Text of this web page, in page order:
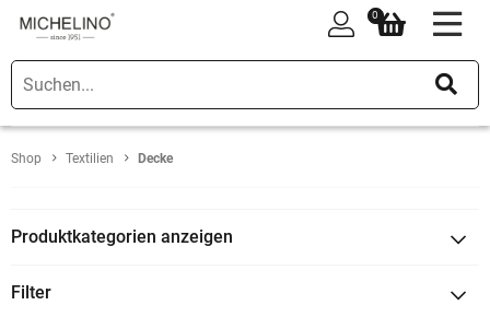
0
0
Shop Textilien Decke
Produktkategorien anzeigen
Filter